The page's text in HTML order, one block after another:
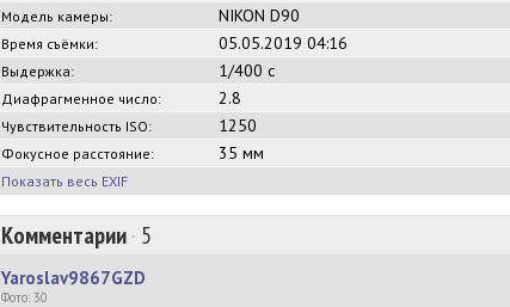
Модель камеры: NIKON D90
Время съёмки: 05.05.2019 04:16
Выдержка: 1/400 с
Диафрагменное число: 2.8
Чувствительность ISO: 1250
Фокусное расстояние: 35 мм
Показать весь EXIF
Комментарии· 5
Yaroslav9867GZD
Фото: 30